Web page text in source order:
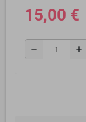
15,00 €
remove add